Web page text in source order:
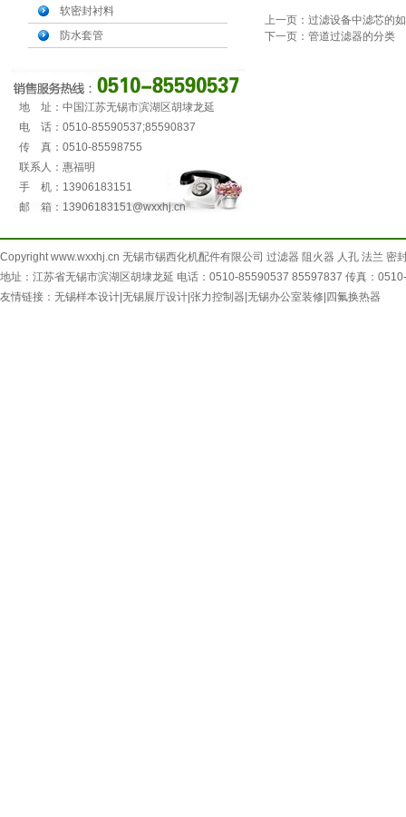
软密封衬料
防水套管
地 址：中国江苏无锡市滨湖区胡埭龙延
电 话：0510-85590537;85590837
传 真：0510-85598755
联系人：惠福明
手 机：13906183151
邮 箱：13906183151@wxxhj.cn
上一页：过滤设备中滤芯的
下一页：管道过滤器的分类
Copyrightwww.wxxhj.cn 无锡市锡西化机配件有限公司 过滤器 阻火器 人孔 法兰 密
地址：江苏省无锡市滨湖区胡埭龙延 电话：0510-85590537 85597837 传真：
友情链接： 无锡样本设计 无锡展厅设计 张力控制器 无锡办公室装修 四氟换热器